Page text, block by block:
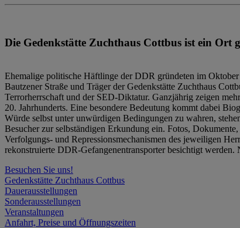
Die Gedenkstätte Zuchthaus Cottbus ist ein Ort
Ehemalige politische Häftlinge der DDR gründeten im
Bautzener Straße und Träger der Gedenkstätte Zuchthaus
Terrorherrschaft und der SED-Diktatur. Ganzjährig zeigen
20. Jahrhunderts. Eine besondere Bedeutung kommt dabei
Würde selbst unter unwürdigen Bedingungen zu wahren,
Besucher zur selbständigen Erkundung ein. Fotos,
Verfolgungs- und Repressionsmechanismen des jeweiligen
rekonstruierte DDR-Gefangenentransporter besichtigt
Besuchen Sie uns!
Gedenkstätte Zuchthaus Cottbus
Dauerausstellungen
Sonderausstellungen
Veranstaltungen
Anfahrt, Preise und Öffnungszeiten